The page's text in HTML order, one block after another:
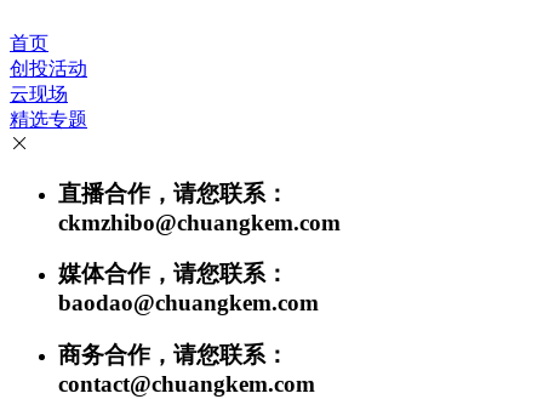
首页
创投活动
云现场
精选专题
直播合作，请您联系：
ckmzhibo@chuangkem.com
媒体合作，请您联系：
baodao@chuangkem.com
商务合作，请您联系：
contact@chuangkem.com